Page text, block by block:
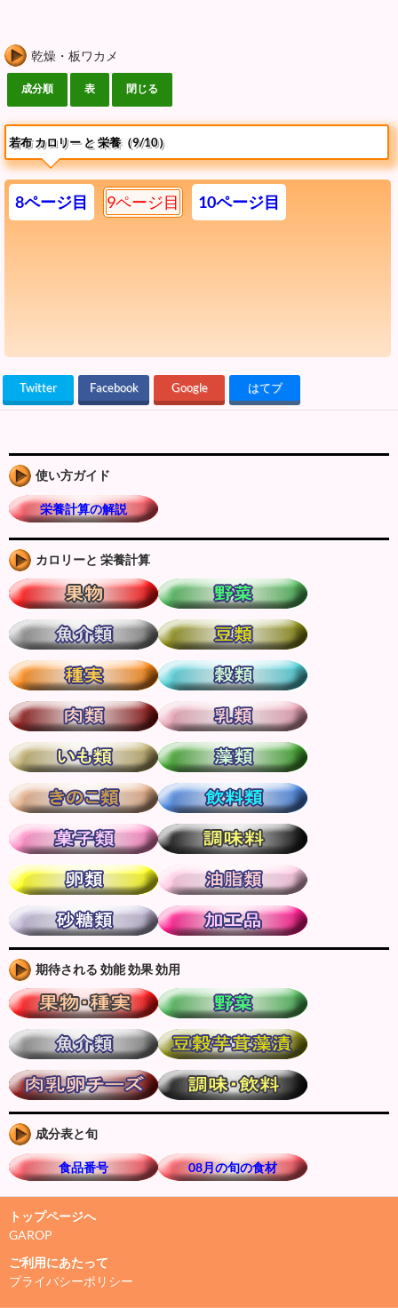
乾燥・板ワカメ
若布 カロリー と 栄養（9/10）
8ページ目 9ページ目 10ページ目
Twitter Facebook Google はてブ
使い方ガイド
栄養計算の解説
カロリーと 栄養計算
期待される 効能 効果 効用
成分表と旬
食品番号 08月の旬の食材
トップページへ
GAROP
ご利用にあたって
プライバシーポリシー